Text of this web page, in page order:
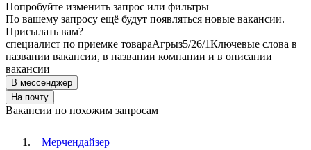
Попробуйте изменить запрос или фильтры
По вашему запросу ещё будут появляться новые вакансии.
Присылать вам?
специалист по приемке товараАгрыз5/26/1Ключевые слова в
названии вакансии, в названии компании и в описании
вакансии
В мессенджер
На почту
Вакансии по похожим запросам
Мерчендайзер